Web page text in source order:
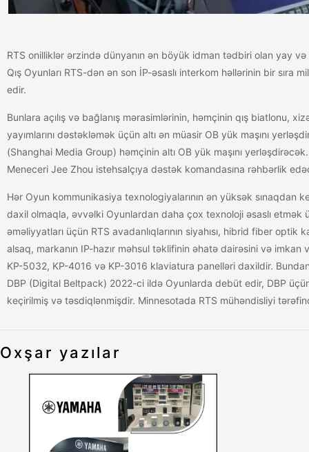
RTS onilliklər ərzində dünyanın ən böyük idman tədbiri olan yay
Qış Oyunları RTS-dən ən son İP-əsaslı interkom həllərinin bir sıra
edir.
Bunlara açılış və bağlanış mərasimlərinin, həmçinin qış biatlonu,
yayımlarını dəstəkləmək üçün altı ən müasir OB yük maşını
(Shanghai Media Group) həmçinin altı OB yük maşını
Meneceri Jee Zhou istehsalçıya dəstək komandasına rəhbərlik
Hər Oyun kommunikasiya texnologiyalarının ən yüksək sınaqdan
daxil olmaqla, əvvəlki Oyunlardan daha çox texnoloji əsaslı
əməliyyatları üçün RTS avadanlıqlarının siyahısı, hibrid fiber
alsaq, markanın IP-hazır məhsul təklifinin əhatə dairəsini və
KP-5032, KP-4016 və KP-3016 klaviatura panelləri daxildir.
DBP (Digital Beltpack) 2022-ci ildə Oyunlarda debüt edir, DBP
keçirilmiş və təsdiqlənmişdir. Minnesotada RTS mühəndisliyi
Oxşar yazılar